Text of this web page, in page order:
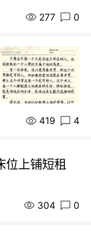
277 0
419 4
位上铺短租
304 0